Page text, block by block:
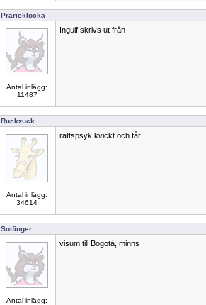
Prärieklocka
Antal inlägg:
11487
Ingulf skrivs ut från
Ruckzuck
Antal inlägg:
34614
rättspsyk kvickt och får
Sotfinger
Antal inlägg:
visum till Bogotà, minns